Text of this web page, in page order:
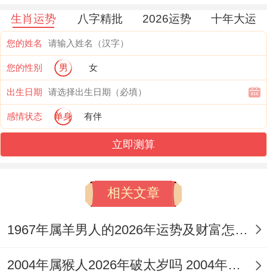
印之气，可化解口舌，促进晋升。
财运走势：财库临伤防劫夺
流年「伤官」生「正财」，创意与技术求财
之路顺畅，薪资或有提升，然午火中暗藏
「劫财」，与酉金自刑，有了「劫财夺财」
结构，暗示合作易生纠纷、投资恐被套牢，
机务必远离，尽财库有损，守财重于开源，
那属鸡男性宜专注本业，凭借专业技能 稳步
长期理财，但全年切记勿为他人担保或盲目
生肖运势 八字精批 2026运势 十年大运
您的姓名
您的性别 男 女
出生日期
感情状态 单身 有伴
立即测算
相关文章
1967年属羊男人的2026年运势及财富怎样呢 1967年属羊男和1969年属鸡婚姻
2004年属猴人2026年破太岁吗 2004年属猴人2026年事业运如何